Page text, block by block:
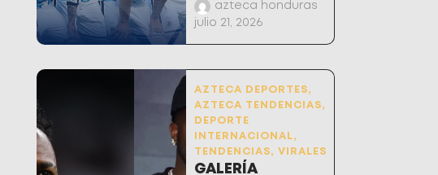
azteca honduras
julio 21, 2026
AZTECA DEPORTES,
AZTECA TENDENCIAS,
DEPORTE
INTERNACIONAL,
TENDENCIAS, VIRALES
GALERÍA